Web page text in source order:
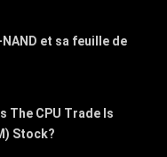
et sa feuille de
The CPU Trade Is
Stock?